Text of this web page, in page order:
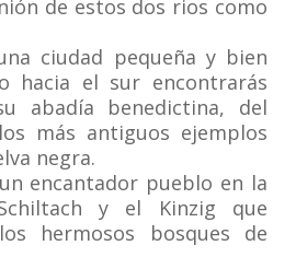
de estos dos rios como
ciudad pequeña y bien
hacia el sur encontrarás
abadía benedictina, del
más antiguos ejemplos
negra.
encantador pueblo en la
y el Kinzig que
hermosos bosques de